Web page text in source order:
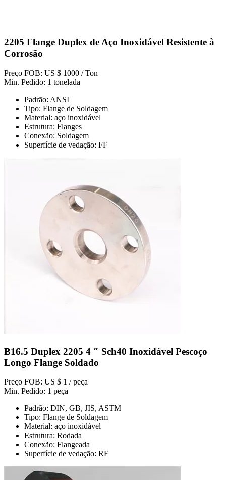
2205 Flange Duplex de Aço Inoxidável Resistente à
Corrosão
Preço FOB: US $ 1000 / Ton
Min. Pedido: 1 tonelada
Padrão: ANSI
Tipo: Flange de Soldagem
Material: aço inoxidável
Estrutura: Flanges
Conexão: Soldagem
Superfície de vedação: FF
B16.5 Duplex 2205 4 ″ Sch40 Inoxidável Pescoço
Longo Flange Soldado
Preço FOB: US $ 1 / peça
Min. Pedido: 1 peça
Padrão: DIN, GB, JIS, ASTM
Tipo: Flange de Soldagem
Material: aço inoxidável
Estrutura: Rodada
Conexão: Flangeada
Superfície de vedação: RF